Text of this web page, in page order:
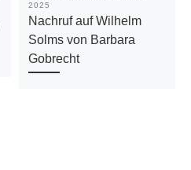
2025
Nachruf auf Wilhelm
Solms von Barbara
Gobrecht